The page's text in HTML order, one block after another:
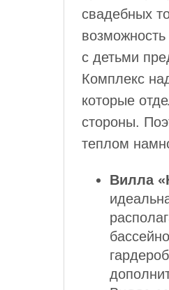
свадебных
с детьми
Комплекс
которые
стороны.
теплом
Вилла